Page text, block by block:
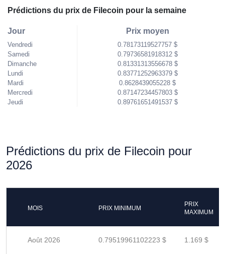
Prédictions du prix de Filecoin pour la semaine
Jour
Vendredi
Samedi
Dimanche
Lundi
Mardi
Mercredi
Jeudi
Prix moyen
0.78173119527757 $
0.79736581918312 $
0.81331313556678 $
0.83771252963379 $
0.8628439055228 $
0.87147234457803 $
0.89761651491537 $
Prédictions du prix de Filecoin pour
2026
MOIS PRIX MINIMUM
PRIX
MAXIMUM
Août 2026 0.79519961102223 $ 1.169 $